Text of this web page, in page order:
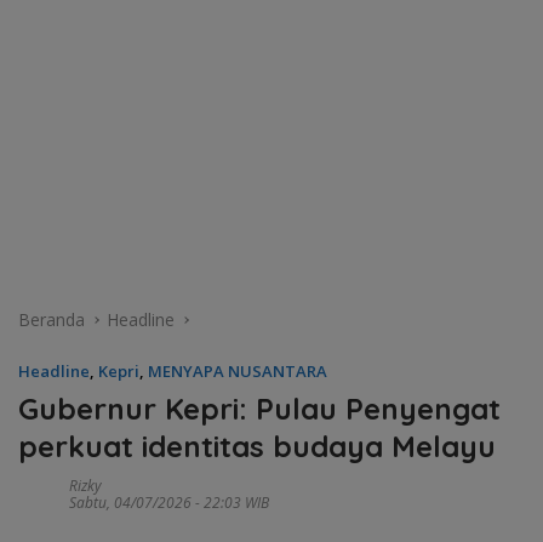
Beranda Headline
Headline, Kepri, MENYAPA NUSANTARA
Gubernur Kepri: Pulau Penyengat
perkuat identitas budaya Melayu
Rizky
Sabtu, 04/07/2026 - 22:03 WIB